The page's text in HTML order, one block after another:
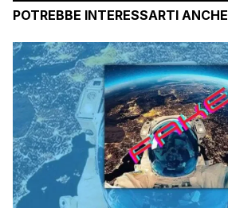
POTREBBE INTERESSARTI ANCHE